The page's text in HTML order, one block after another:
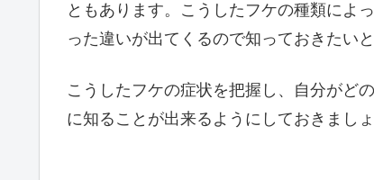
ともあります。こうしたフケの種類によ
った違いが出てくるので知っておきたいと
こうしたフケの症状を把握し、自分がど
に知ることが出来るようにしておきましょ